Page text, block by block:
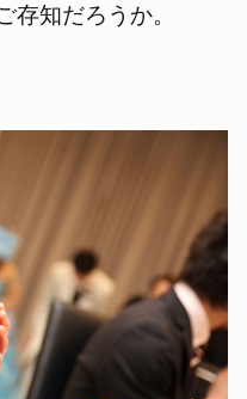
存知だろうか。